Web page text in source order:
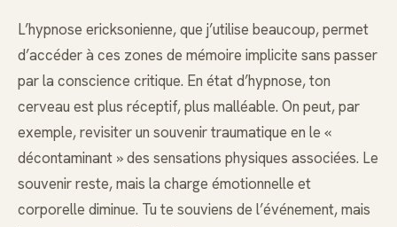
L’hypnose ericksonienne, que j’utilise beaucoup, permet
d’accéder à ces zones de mémoire implicite sans passer
par la conscience critique. En état d’hypnose, ton
cerveau est plus réceptif, plus malléable. On peut, par
exemple, revisiter un souvenir traumatique en le «
décontaminant » des sensations physiques associées. Le
souvenir reste, mais la charge émotionnelle et
corporelle diminue. Tu te souviens de l’événement, mais